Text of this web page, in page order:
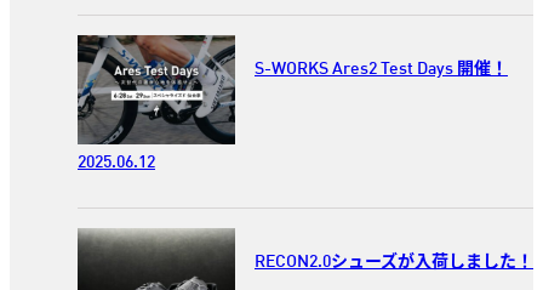
S-WORKS Ares2 Test Days 開催！
2025.06.12
RECON2.0シューズが入荷しました！